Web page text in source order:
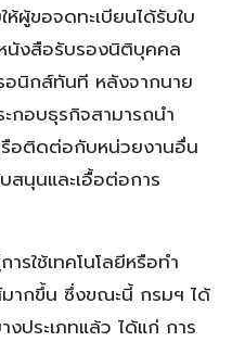
ห้ผู้ขอจดทะเบียนได้รับใบ
นังสือรับรองนิติบุคคล
อนิกส์ทันที หลังจากนาย
กอบธุรกิจสามารถนำ
รือติดต่อกับหน่วยงานอื่น
สนุนและเอื้อต่อการ
รใช้เทคโนโลยีหรือทำ
ากขึ้น ซึ่งขณะนี้ กรมฯ ได้
งประเภทแล้ว ได้แก่ การ